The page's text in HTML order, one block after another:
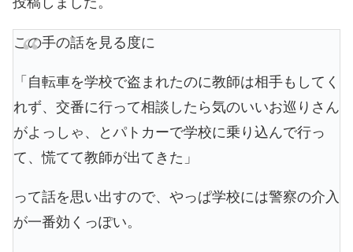
この手の話を見る度に
「自転車を学校で盗まれたのに教師は相手もしてく
れず、交番に行って相談したら気のいいお巡りさん
がよっしゃ、とパトカーで学校に乗り込んで行っ
て、慌てて教師が出てきた」
って話を思い出すので、やっぱ学校には警察の介入
が一番効くっぽい。